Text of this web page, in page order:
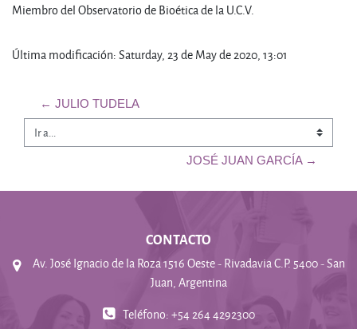
Miembro del Observatorio de Bioética de la U.C.V.
Última modificación: Saturday, 23 de May de 2020, 13:01
← JULIO TUDELA
Ir a...
JOSÉ JUAN GARCÍA →
CONTACTO
Av. José Ignacio de la Roza 1516 Oeste - Rivadavia C.P. 5400 - San
Juan, Argentina
Teléfono: +54 264 4292300